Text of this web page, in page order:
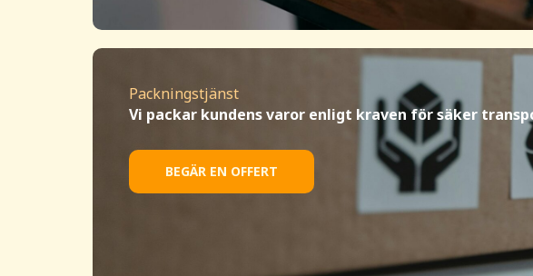
Packningstjänst
Vi packar kundens varor enligt kraven för säker
BEGÄR EN OFFERT